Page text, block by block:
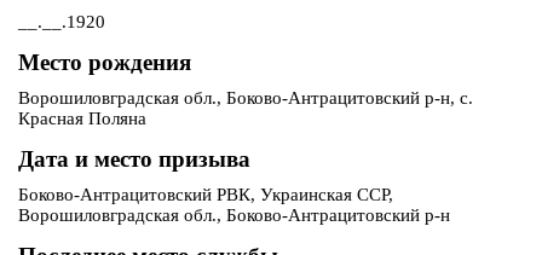
__.__.1920
Место рождения
Ворошиловградская обл., Боково-Антрацитовский р-н, с.
Красная Поляна
Дата и место призыва
Боково-Антрацитовский РВК, Украинская ССР,
Ворошиловградская обл., Боково-Антрацитовский р-н